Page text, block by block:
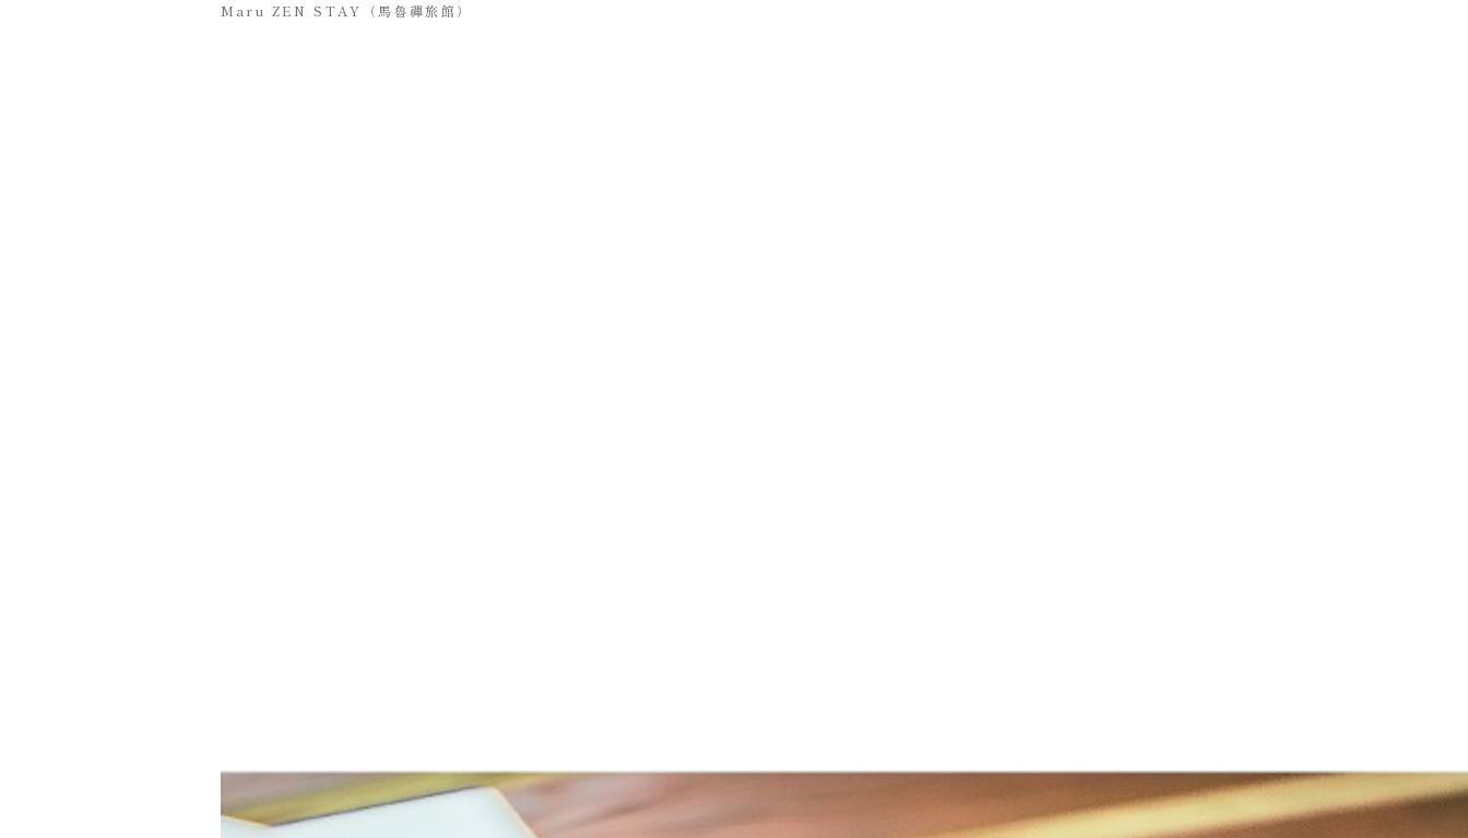
Maru ZEN STAY（馬魯禪旅館）